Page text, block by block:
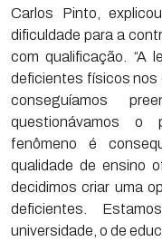
Carlos Pinto,
dificuldade para a
com qualificação. “A
deficientes físicos nos
conseguíamos
questionávamos o
fenômeno é
qualidade de ensino
decidimos criar uma
deficientes.
universidade, o de